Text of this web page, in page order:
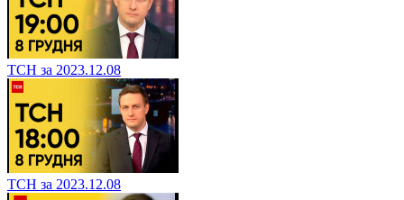
ТСН за 2023.12.08
ТСН за 2023.12.08